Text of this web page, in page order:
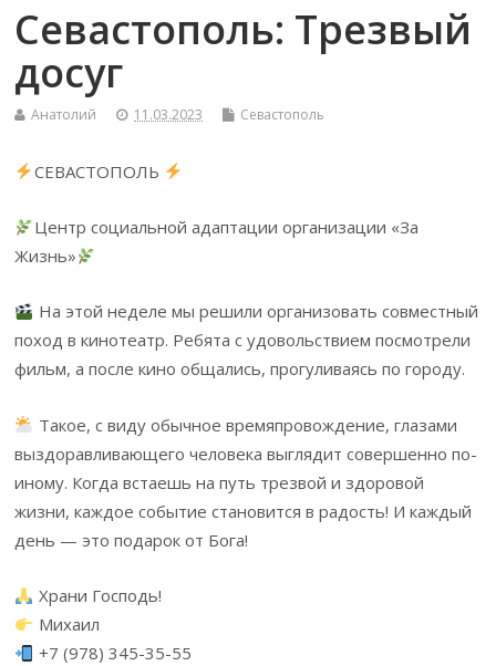
Севастополь: Трезвый
досуг
Анатолий 11.03.2023 Севастополь
СЕВАСТОПОЛЬ
Центр социальной адаптации организации «За
Жизнь»
На этой неделе мы решили организовать совместный
поход в кинотеатр. Ребята с удовольствием посмотрели
фильм, а после кино общались, прогуливаясь по городу.
Такое, с виду обычное времяпровождение, глазами
выздоравливающего человека выглядит совершенно по-
иному. Когда встаешь на путь трезвой и здоровой
жизни, каждое событие становится в радость! И каждый
день — это подарок от Бога!
Храни Господь!
Михаил
+7 (978) 345-35-55